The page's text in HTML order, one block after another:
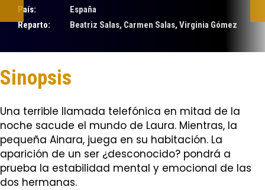
País:
España
Reparto:
Beatriz Salas, Carmen Salas, Virginia Gómez
Sinopsis
Una terrible llamada telefónica en mitad de la
noche sacude el mundo de Laura. Mientras, la
pequeña Ainara, juega en su habitación. La
aparición de un ser ¿desconocido? pondrá a
prueba la estabilidad mental y emocional de las
dos hermanas.